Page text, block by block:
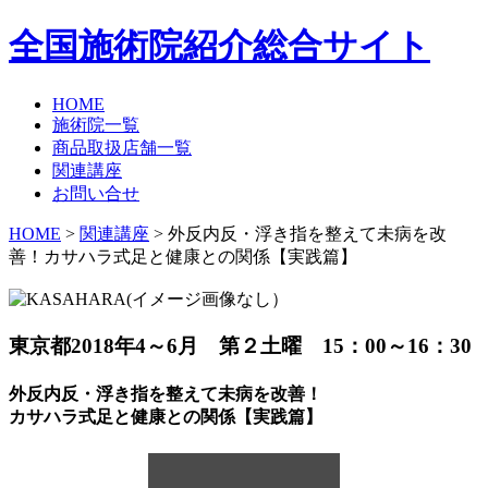
全国施術院紹介総合サイト
HOME
施術院一覧
商品取扱店舗一覧
関連講座
お問い合せ
HOME > 関連講座 > 外反内反・浮き指を整えて未病を改
善！カサハラ式足と健康との関係【実践篇】
東京都2018年4～6月 第２土曜 15：00～16：30
外反内反・浮き指を整えて未病を改善！
カサハラ式足と健康との関係【実践篇】